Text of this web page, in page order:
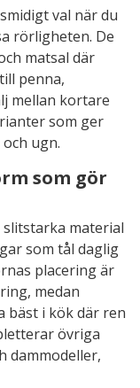
val när du
rörligheten. De
matsal där
penna,
mellan kortare
som ger
ugn.
som gör
material
som tål daglig
placering är
medan
bäst i kök där ren
övriga
dammodeller,